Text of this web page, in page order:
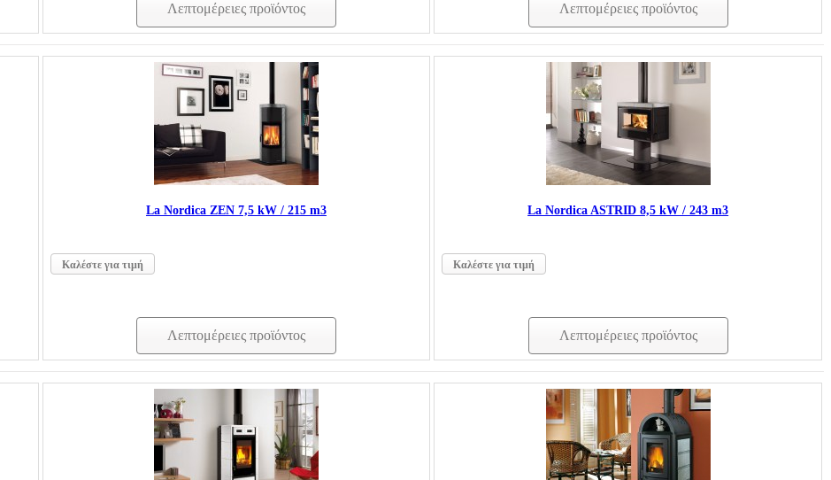
Λεπτομέρειες προϊόντος Λεπτομέρειες προϊόντος
La Nordica ΖΕΝ 7,5 kW / 215 m3
Καλέστε για τιμή
Λεπτομέρειες προϊόντος
La Nordica ASTRID 8,5 kW / 243 m3
Καλέστε για τιμή
Λεπτομέρειες προϊόντος